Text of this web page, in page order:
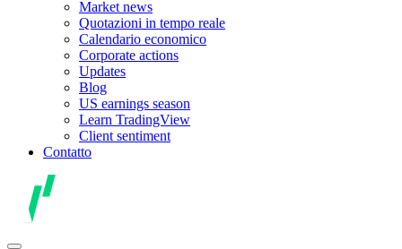
Market news
Quotazioni in tempo reale
Calendario economico
Corporate actions
Updates
Blog
US earnings season
Learn TradingView
Client sentiment
Contatto